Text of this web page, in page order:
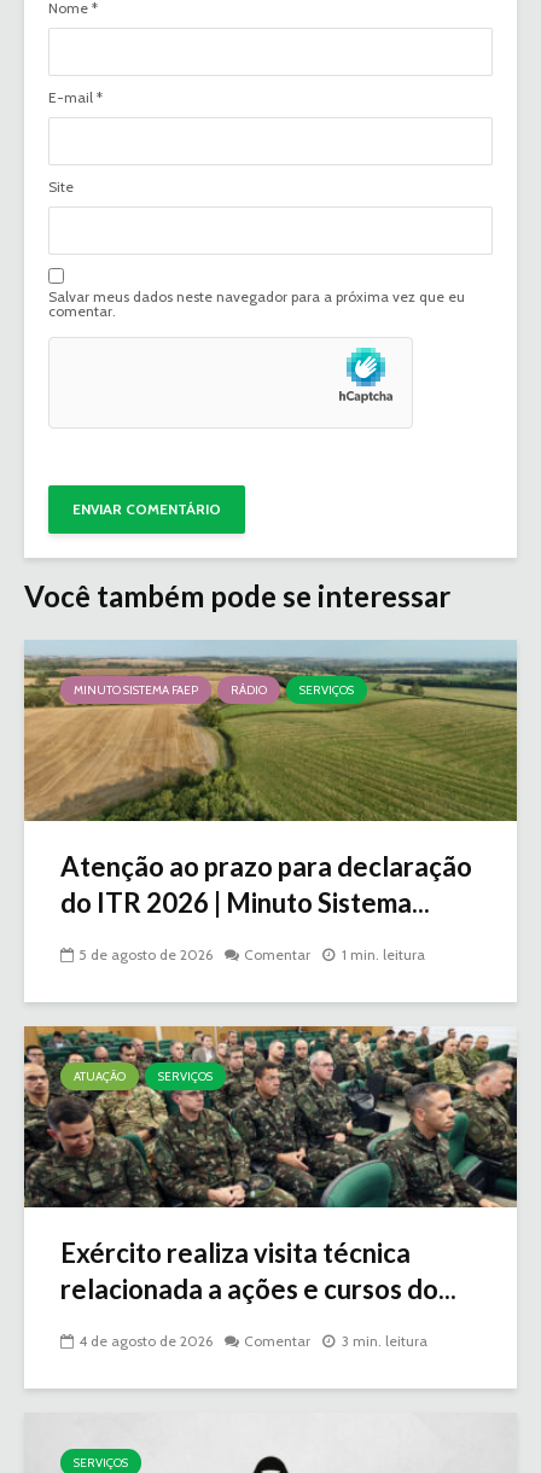
Nome *
E-mail *
Site
Salvar meus dados neste navegador para a próxima vez que eu
comentar.
Você também pode se interessar
MINUTO SISTEMA FAEP RÁDIO SERVIÇOS
Atenção ao prazo para declaração
do ITR 2026 | Minuto Sistema...
5 de agosto de 2026 Comentar 1 min. leitura
ATUAÇÃO SERVIÇOS
Exército realiza visita técnica
relacionada a ações e cursos do...
4 de agosto de 2026 Comentar 3 min. leitura
SERVIÇOS